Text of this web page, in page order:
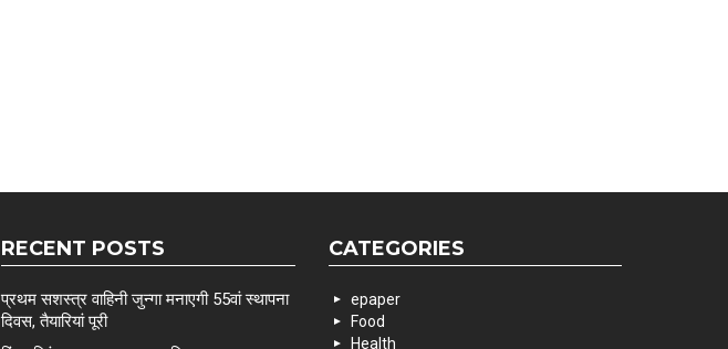
RECENT POSTS
प्रथम सशस्त्र वाहिनी जुन्गा मनाएगी 55वां स्थापना
दिवस, तैयारियां पूरी
CATEGORIES
epaper
Food
Health